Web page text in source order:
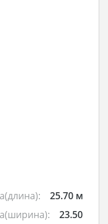
25.70 м
23.50